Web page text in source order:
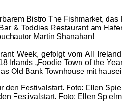
Bistro The Fishmarket,
& Toddies Restaurant am
Martin Shanahan!
Week, gefolgt vom All
„Foodie Town of the
Old Bank Townhouse mit
Festivalstart. Foto: Ellen